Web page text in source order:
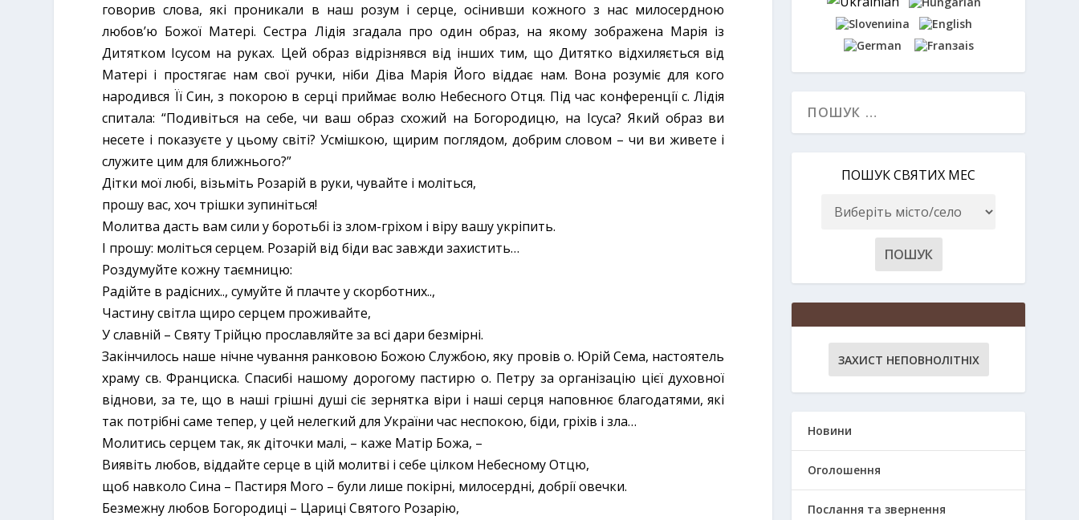
говорив слова, які проникали в наш розум і серце, осінивши кожного з нас милосердною
любов’ю Божої Матері. Сестра Лідія згадала про один образ, на якому зображена Марія із
Дитятком Ісусом на руках. Цей образ відрізнявся від інших тим, що Дитятко відхиляється від
Матері і простягає нам свої ручки, ніби Діва Марія Його віддає нам. Вона розуміє для кого
народився Її Син, з покорою в серці приймає волю Небесного Отця. Під час конференції с. Лідія
спитала: “Подивіться на себе, чи ваш образ схожий на Богородицю, на Ісуса? Який образ ви
несете і показуєте у цьому світі? Усмішкою, щирим поглядом, добрим словом – чи ви живете і
служите цим для ближнього?”
Дітки мої любі, візьміть Розарій в руки, чувайте і моліться,
прошу вас, хоч трішки зупиніться!
Молитва дасть вам сили у боротьбі із злом-гріхом і віру вашу укріпить.
І прошу: моліться серцем. Розарій від біди вас завжди захистить…
Роздумуйте кожну таємницю:
Радійте в радісних.., сумуйте й плачте у скорботних..,
Частину світла щиро серцем проживайте,
У славній – Святу Трійцю прославляйте за всі дари безмірні.
Закінчилось наше нічне чування ранковою Божою Службою, яку провів о. Юрій Сема, настоятель
храму св. Франциска. Спасибі нашому дорогому пастирю о. Петру за організацію цієї духовної
віднови, за те, що в наші грішні душі сіє зернятка віри і наші серця наповнює благодатями, які
так потрібні саме тепер, у цей нелегкий для України час неспокою, біди, гріхів і зла…
Молитись серцем так, як діточки малі, – каже Матір Божа, –
Виявіть любов, віддайте серце в цій молитві і себе цілком Небесному Отцю,
щоб навколо Сина – Пастиря Мого – були лише покірні, милосердні, добрії овечки.
Безмежну любов Богородиці – Цариці Святого Розарію,
ПОШУК СВЯТИХ МЕС
ЗАХИСТ НЕПОВНОЛІТНІХ
Новини
Оголошення
Послання та звернення